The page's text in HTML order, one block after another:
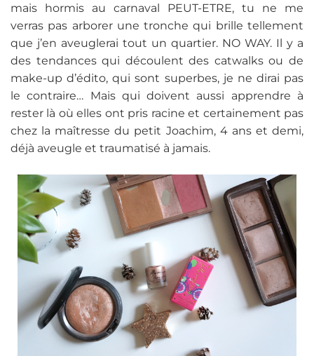
mais hormis au carnaval PEUT-ETRE, tu ne me
verras pas arborer une tronche qui brille tellement
que j’en aveuglerai tout un quartier. NO WAY. Il y a
des tendances qui découlent des catwalks ou de
make-up d’édito, qui sont superbes, je ne dirai pas
le contraire… Mais qui doivent aussi apprendre à
rester là où elles ont pris racine et certainement pas
chez la maîtresse du petit Joachim, 4 ans et demi,
déjà aveugle et traumatisé à jamais.